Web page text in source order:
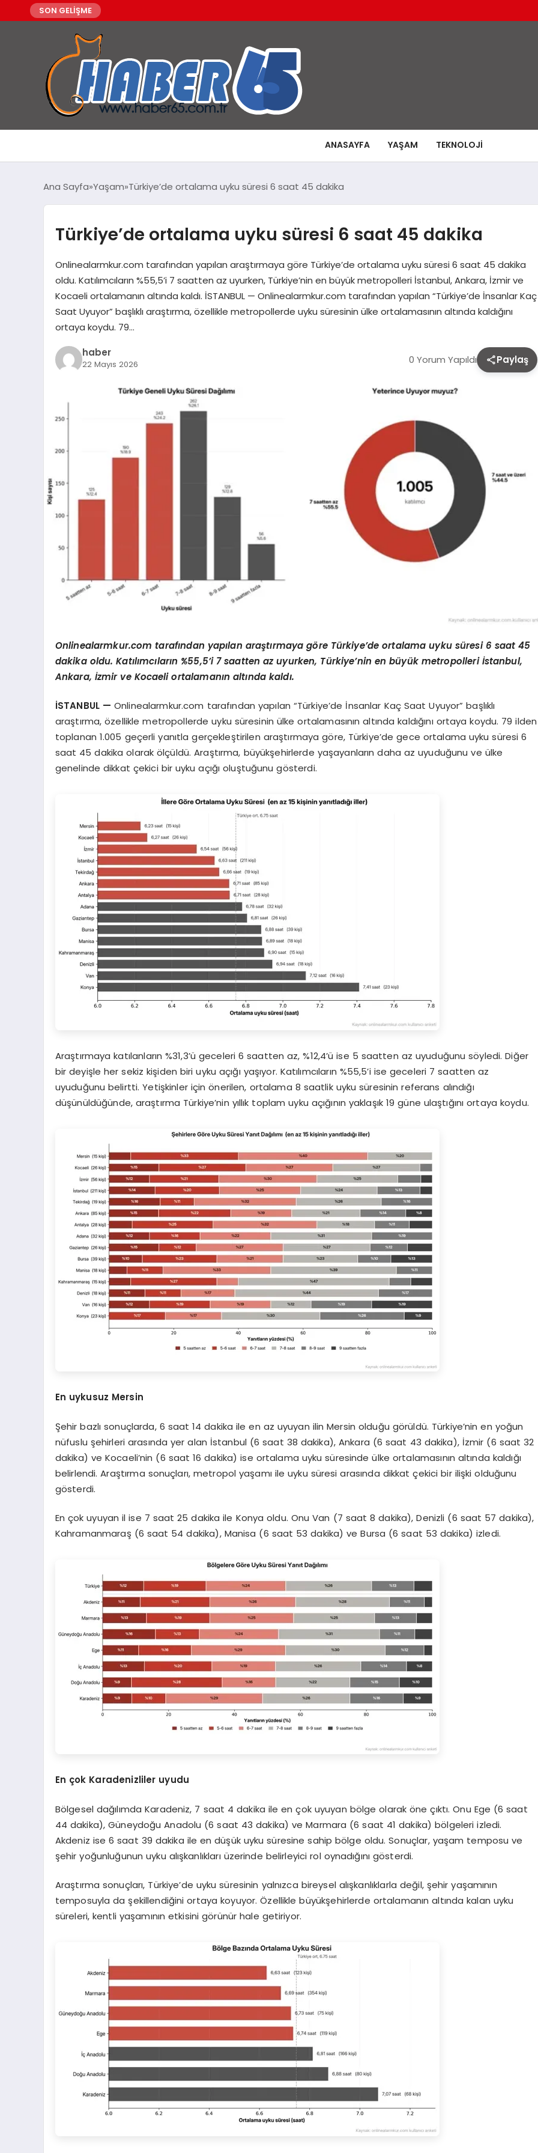
SON GELİŞME
ANASAYFA YAŞAM TEKNOLOJI
Ana Sayfa Yaşam Türkiye’de ortalama uyku süresi 6 saat 45 dakika
Türkiye’de ortalama uyku süresi 6 saat 45 dakika
Onlinealarmkur.com tarafından yapılan araştırmaya göre Türkiye’de ortalama uyku süresi 6 saat 45 dakika
oldu. Katılımcıların %55,5’i 7 saatten az uyurken, Türkiye’nin en büyük metropolleri İstanbul, Ankara, İzmir ve
Kocaeli ortalamanın altında kaldı. İSTANBUL — Onlinealarmkur.com tarafından yapılan “Türkiye’de İnsanlar Kaç
Saat Uyuyor” başlıklı araştırma, özellikle metropollerde uyku süresinin ülke ortalamasının altında kaldığını
ortaya koydu. 79…
haber
22 Mayıs 2026 0 Yorum Yapıldı Paylaş
Onlinealarmkur.com tarafından yapılan araştırmaya göre Türkiye’de ortalama uyku süresi 6 saat 45
dakika oldu. Katılımcıların %55,5’i 7 saatten az uyurken, Türkiye’nin en büyük metropolleri İstanbul,
Ankara, İzmir ve Kocaeli ortalamanın altında kaldı.
İSTANBUL — Onlinealarmkur.com tarafından yapılan “Türkiye’de İnsanlar Kaç Saat Uyuyor” başlıklı
araştırma, özellikle metropollerde uyku süresinin ülke ortalamasının altında kaldığını ortaya koydu. 79 ilden
toplanan 1.005 geçerli yanıtla gerçekleştirilen araştırmaya göre, Türkiye’de gece ortalama uyku süresi 6
saat 45 dakika olarak ölçüldü. Araştırma, büyükşehirlerde yaşayanların daha az uyuduğunu ve ülke
genelinde dikkat çekici bir uyku açığı oluştuğunu gösterdi.
Araştırmaya katılanların %31,3’ü geceleri 6 saatten az, %12,4’ü ise 5 saatten az uyuduğunu söyledi. Diğer
bir deyişle her sekiz kişiden biri uyku açığı yaşıyor. Katılımcıların %55,5’i ise geceleri 7 saatten az
uyuduğunu belirtti. Yetişkinler için önerilen, ortalama 8 saatlik uyku süresinin referans alındığı
düşünüldüğünde, araştırma Türkiye’nin yıllık toplam uyku açığının yaklaşık 19 güne ulaştığını ortaya koydu.
En uykusuz Mersin
Şehir bazlı sonuçlarda, 6 saat 14 dakika ile en az uyuyan ilin Mersin olduğu görüldü. Türkiye’nin en yoğun
nüfuslu şehirleri arasında yer alan İstanbul (6 saat 38 dakika), Ankara (6 saat 43 dakika), İzmir (6 saat 32
dakika) ve Kocaeli’nin (6 saat 16 dakika) ise ortalama uyku süresinde ülke ortalamasının altında kaldığı
belirlendi. Araştırma sonuçları, metropol yaşamı ile uyku süresi arasında dikkat çekici bir ilişki olduğunu
gösterdi.
En çok uyuyan il ise 7 saat 25 dakika ile Konya oldu. Onu Van (7 saat 8 dakika), Denizli (6 saat 57 dakika),
Kahramanmaraş (6 saat 54 dakika), Manisa (6 saat 53 dakika) ve Bursa (6 saat 53 dakika) izledi.
En çok Karadenizliler uyudu
Bölgesel dağılımda Karadeniz, 7 saat 4 dakika ile en çok uyuyan bölge olarak öne çıktı. Onu Ege (6 saat
44 dakika), Güneydoğu Anadolu (6 saat 43 dakika) ve Marmara (6 saat 41 dakika) bölgeleri izledi.
Akdeniz ise 6 saat 39 dakika ile en düşük uyku süresine sahip bölge oldu. Sonuçlar, yaşam temposu ve
şehir yoğunluğunun uyku alışkanlıkları üzerinde belirleyici rol oynadığını gösterdi.
Araştırma sonuçları, Türkiye’de uyku süresinin yalnızca bireysel alışkanlıklarla değil, şehir yaşamının
temposuyla da şekillendiğini ortaya koyuyor. Özellikle büyükşehirlerde ortalamanın altında kalan uyku
süreleri, kentli yaşamının etkisini görünür hale getiriyor.